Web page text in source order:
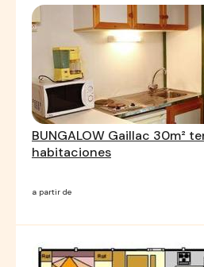
BUNGALOW Gaillac 30m²
habitaciones
a partir de